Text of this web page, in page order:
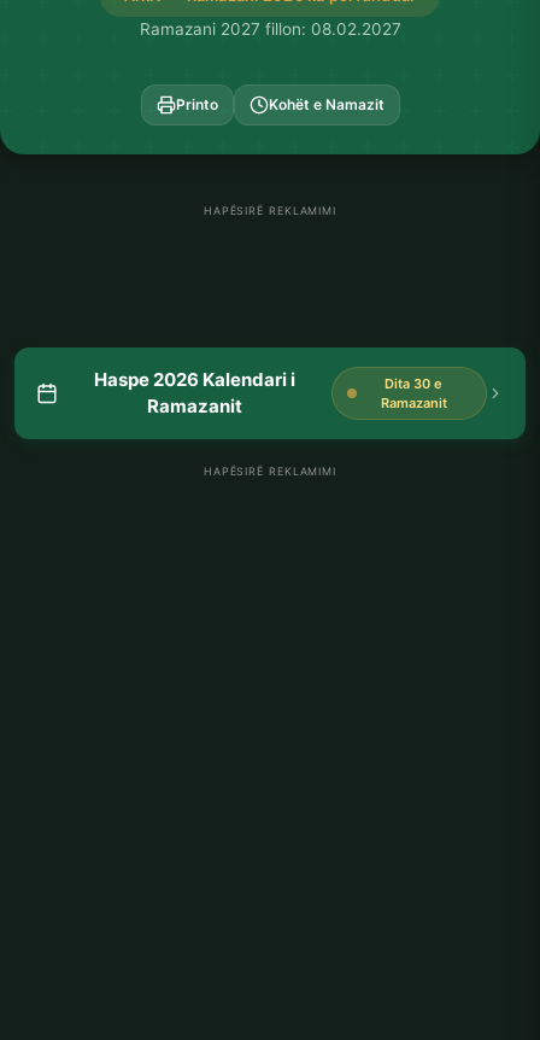
Ramazani 2027 fillon: 08.02.2027
Printo Kohët e Namazit
HAPËSIRË REKLAMIMI
Haspe 2026 Kalendari i
Ramazanit
Dita 30 e
Ramazanit
HAPËSIRË REKLAMIMI